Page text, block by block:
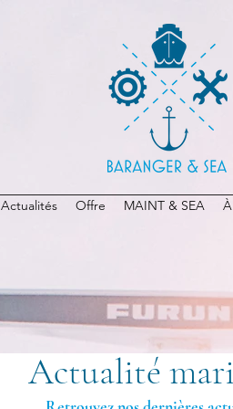
Actualités Offre MAINT & SEA
Actualité